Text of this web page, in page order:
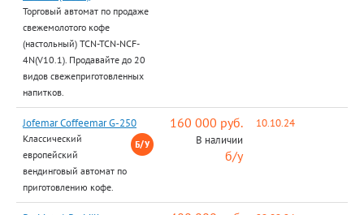
Торговый автомат по продаже
свежемолотого кофе
(настольный) TCN-TCN-NCF-
4N(V10.1). Продавайте до 20
видов свежеприготовленных
напитков.
Jofemar Coffeemar G-250
Классический
европейский
вендинговый автомат по
приготовлению кофе.
160 000 руб.
В наличии
б/у
10.10.24